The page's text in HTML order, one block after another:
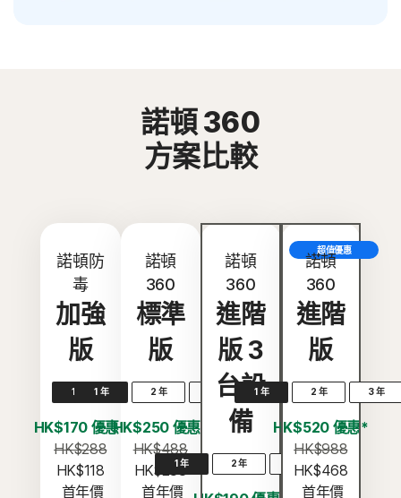
諾頓 360
方案比較
諾頓防
毒
加強
版
1 年
HK$170 優惠*
HK$288
HK$118
諾頓
360
標準
版
1 年 2 年 3 年
HK$250 優惠*
HK$488
HK$238
首年價
諾頓
360
進階
版 3
台設
備
1 年 2 年 3 年
超值優惠
諾頓
360
進階
版
1 年 2 年 3 年
HK$520 優惠*
HK$988
HK$468
首年價